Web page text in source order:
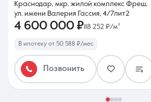
Краснодар, мкр. жилой комплекс Фреш,
ул. имени Валерия Гассия, 4/7лит2
4 600 000 ₽ 118 252 ₽/м²
В ипотеку от 50 588 ₽/мес
Позвонить